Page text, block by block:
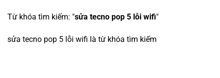
Từ khóa tìm kiếm: "sửa tecno pop 5 lỗi wifi"
sửa tecno pop 5 lỗi wifi là từ khóa tìm kiếm